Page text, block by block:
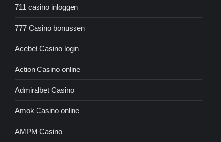
711 casino inloggen
777 Casino bonussen
Acebet Casino login
Action Casino online
Admiralbet Casino
Amok Casino online
AMPM Casino